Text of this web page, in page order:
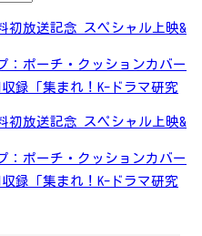
初放送記念 スペシャル上映&
：ポーチ・クッションカバー
録「集まれ！K-ドラマ研究
初放送記念 スペシャル上映&
：ポーチ・クッションカバー
録「集まれ！K-ドラマ研究